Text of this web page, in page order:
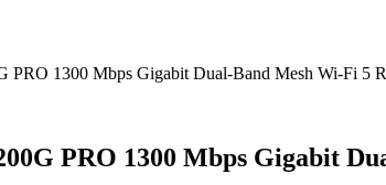
PRO 1300 Mbps Gigabit Dual-Band Mesh Wi-Fi 5
PRO 1300 Mbps Gigabit